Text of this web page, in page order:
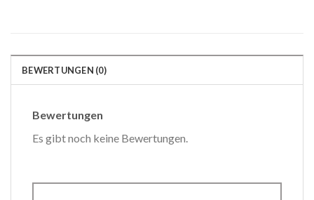
BEWERTUNGEN (0)
Bewertungen
Es gibt noch keine Bewertungen.